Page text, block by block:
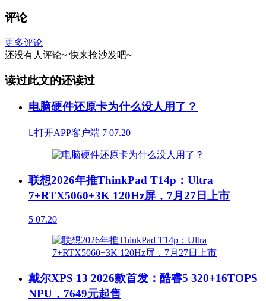
评论
更多评论
还没有人评论~ 快来抢沙发吧~
读过此文的还读过
电脑硬件还原卡为什么没人用了？
打开APP客户端 7 07.20
联想2026年推ThinkPad T14p：Ultra
7+RTX5060+3K 120Hz屏，7月27日上市
5 07.20
戴尔XPS 13 2026款首发：酷睿5 320+16TOPS
NPU，7649元起售